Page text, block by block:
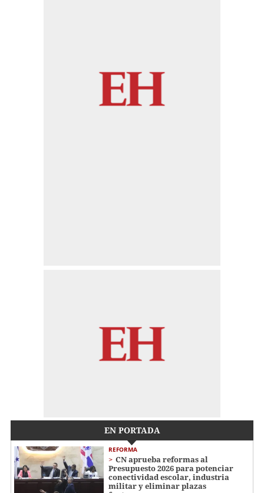
EN PORTADA
REFORMA
CN aprueba reformas al
Presupuesto 2026 para potenciar
conectividad escolar, industria
militar y eliminar plazas